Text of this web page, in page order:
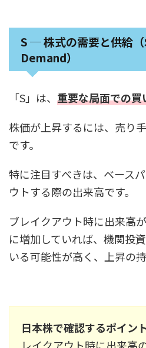
S ─ 株式の需要と供給
Demand）
「S」は、 重要な局面での買
株価が上昇するには、売り
です。
特に注目すべきは、ベース
ウトする際の出来高です。
ブレイクアウト時に出来高
に増加していれば、機関投
いる可能性が高く、上昇の
日本株で確認するポイン